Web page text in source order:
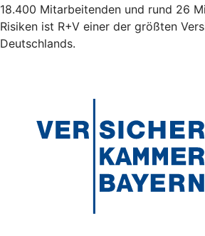
18.400 Mitarbeitenden und rund 26
Risiken ist R+V einer der größten
Deutschlands.